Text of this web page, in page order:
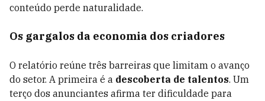
conteúdo perde naturalidade.
Os gargalos da economia dos criadores
O relatório reúne três barreiras que limitam o avanço
do setor. A primeira é a descoberta de talentos. Um
terço dos anunciantes afirma ter dificuldade para